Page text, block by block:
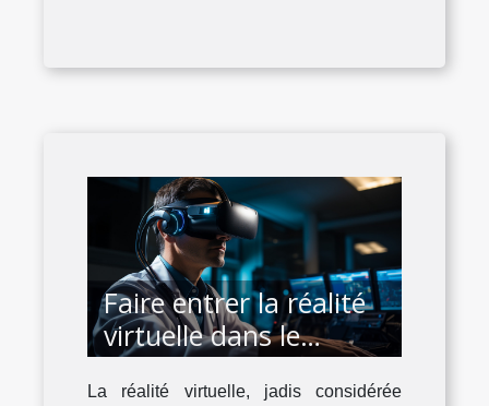
Faire entrer la réalité
virtuelle dans le
domaine de la santé
La réalité virtuelle, jadis considérée